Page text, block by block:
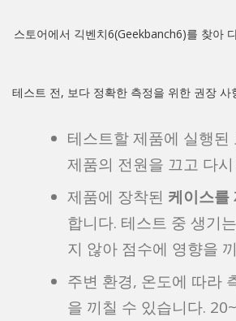
스토어에서 긱벤치6(Geekbanch6)를 찾아
테스트 전, 보다 정확한 측정을 위한 권장 사
테스트할 제품에 실행된
제품의 전원을 끄고 다
제품에 장착된 케이스를
합니다. 테스트 중 생기
지 않아 점수에 영향을
주변 환경, 온도에 따라
을 끼칠 수 있습니다.